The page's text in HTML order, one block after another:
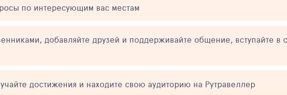
по интересующим вас местам
добавляйте друзей и поддерживайте общение, вступайте
достижения и находите свою аудиторию на Рутравеллер